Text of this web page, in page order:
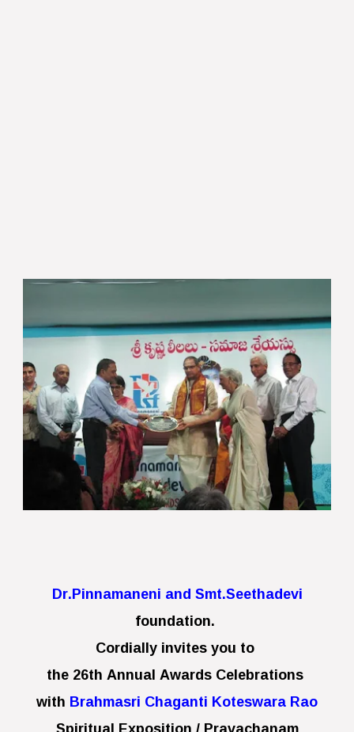
Dr.Pinnamaneni and Smt.Seethadevi
foundation.
Cordially invites you to
the 26th Annual Awards Celebrations
with Brahmasri Chaganti Koteswara Rao